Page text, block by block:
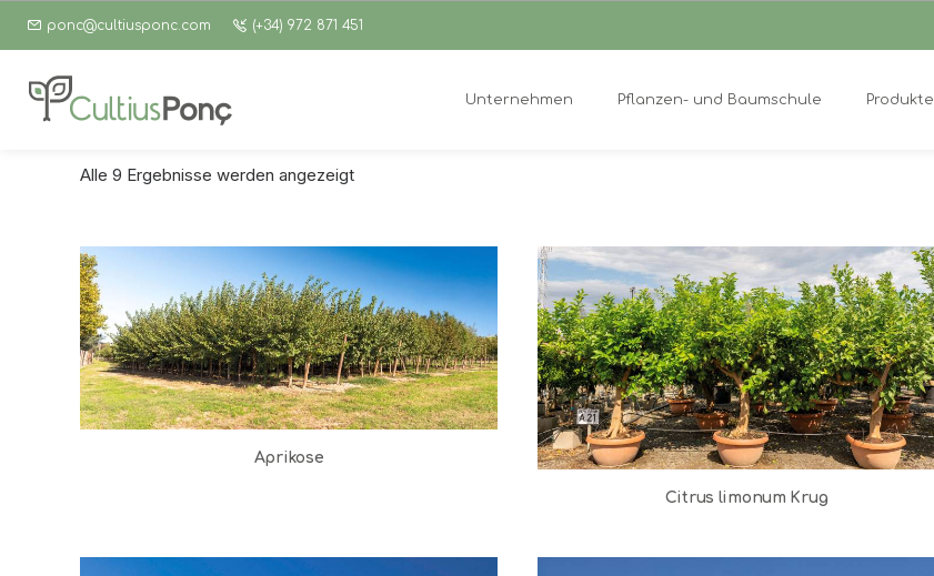
ponc@cultiusponc.com (+34) 972 871 451
Unternehmen Pflanzen- und Baumschule Produkte
Alle 9 Ergebnisse werden angezeigt
Aprikose
Citrus limonum Krug